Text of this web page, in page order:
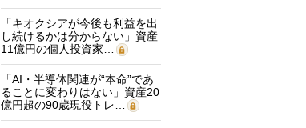
「キオクシアが今後も利益を出
し続けるかは分からない」資産
11億円の個人投資家…
「AI・半導体関連が“本命”であ
ることに変わりはない」資産20
億円超の90歳現役トレ…